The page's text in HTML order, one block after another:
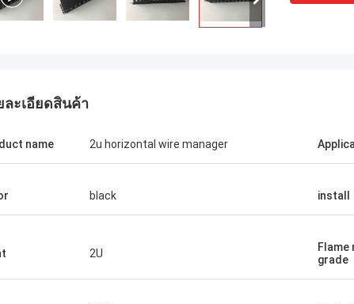
ละเอียดสินค้า
name 2u horizontal wire manager
black install
2U
grade